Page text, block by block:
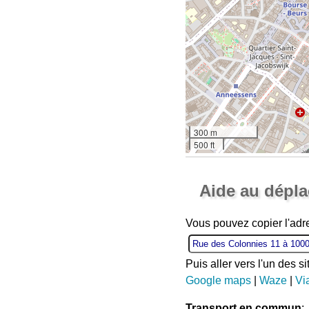
300 m
500 ft
Aide au
Vous pouvez copier
Puis aller vers l'un des
Google maps| Waze|